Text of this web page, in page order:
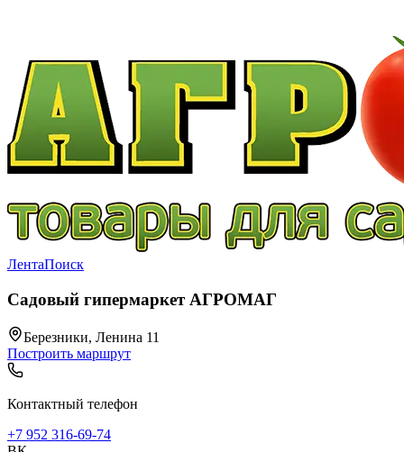
ЛентаПоиск
Садовый гипермаркет АГРОМАГ
Березники, Ленина 11
Построить маршрут
Контактный телефон
+7 952 316-69-74